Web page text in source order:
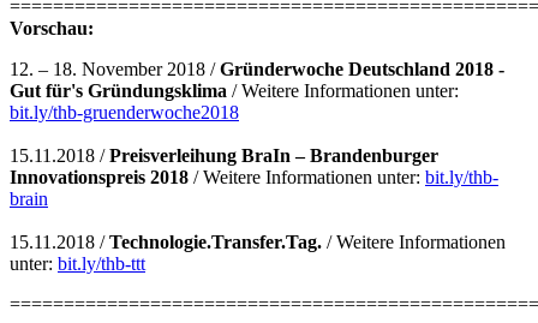
Vorschau:
12. – 18. November 2018 /Gründerwoche Deutschland 2018 -
Gut für's Gründungsklima / Weitere Informationen unter:
bit.ly/thb-gruenderwoche2018
15.11.2018 /Preisverleihung BraIn – Brandenburger
Innovationspreis 2018 / Weitere Informationen unter: bit.ly/thb-
brain
15.11.2018 /Technologie.Transfer.Tag. / Weitere Informationen
unter: bit.ly/thb-ttt